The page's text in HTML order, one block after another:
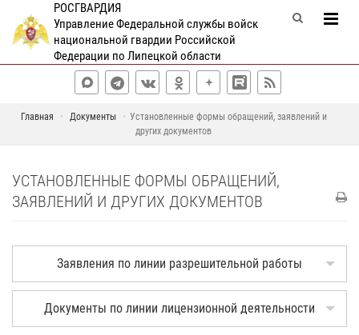
РОСГВАРДИЯ
Управление Федеральной службы войск
национальной гвардии Российской
Федерации по Липецкой области
Главная Документы
Установленные формы обращений, заявлений и
других документов
УСТАНОВЛЕННЫЕ ФОРМЫ ОБРАЩЕНИЙ,
ЗАЯВЛЕНИЙ И ДРУГИХ ДОКУМЕНТОВ
Заявления по линии разрешительной работы
Документы по линии лицензионной деятельности